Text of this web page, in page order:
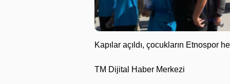
Kapılar açıldı, çocukların Etnospor
TM Dijital Haber Merkezi